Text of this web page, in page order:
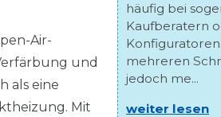
Air-
und
als eine
Mit
häufig bei
Kaufberatern
mehreren
jedoch me...
weiter lesen